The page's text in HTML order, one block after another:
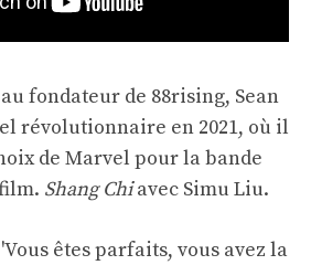
fondateur de 88rising, Sean
révolutionnaire en 2021, où il
de Marvel pour la bande
Shang Chiavec Simu Liu.
êtes parfaits, vous avez la